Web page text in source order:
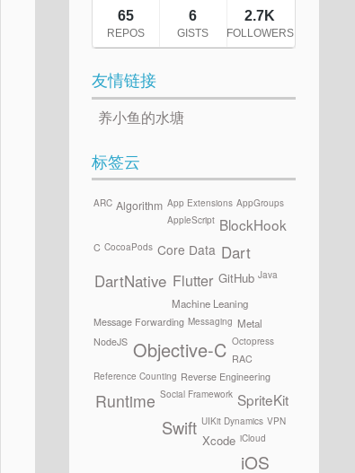
友情链接
养小鱼的水塘
标签云
ARC Algorithm App Extensions AppGroups
AppleScript BlockHook
C CocoaPods Core Data Dart
DartNative Flutter GitHub Java
Machine Leaning
Message Forwarding Messaging Metal
NodeJS Objective-C Octopress
RAC
Reference Counting Reverse Engineering
Runtime Social Framework SpriteKit
Swift UIKit Dynamics VPN
Xcode iCloud
iOS